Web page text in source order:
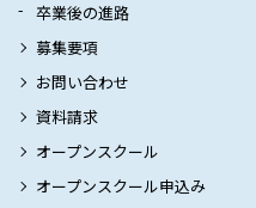
卒業後の進路
募集要項
お問い合わせ
資料請求
オープンスクール
オープンスクール申込み